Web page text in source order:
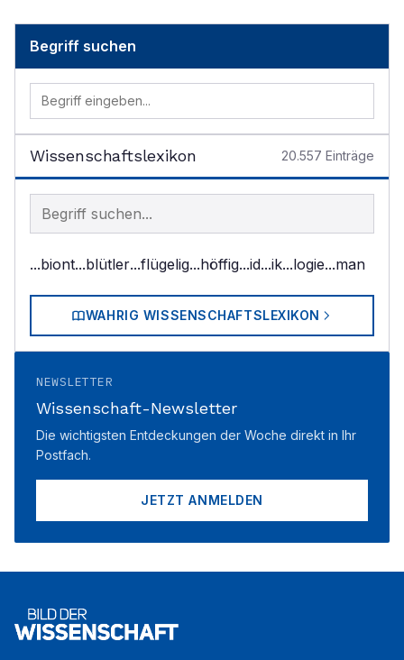
Begriff suchen
Wissenschaftslexikon 20.557 Einträge
Begriff im Lexikon suchen
...biont...blütler...flügelig...höffig...id...ik...logie...man
WAHRIG WISSENSCHAFTSLEXIKON
NEWSLETTER
Wissenschaft-Newsletter
Die wichtigsten Entdeckungen der Woche direkt in Ihr
Postfach.
JETZT ANMELDEN